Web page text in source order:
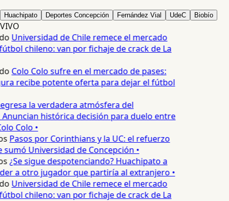
Huachipato Deportes Concepción Fernández Vial UdeC Biobío
VIVO
Universidad de Chile remece el mercado
chileno: van por fichaje de crack de La
Colo Colo sufre en el mercado de pases:
recibe potente oferta para dejar el fútbol
la verdadera atmósfera del
histórica decisión para duelo entre
Colo •
Pasos por Corinthians y la UC: el refuerzo
Universidad de Concepción •
¿Se sigue despotenciando? Huachipato a
a otro jugador que partiría al extranjero •
Universidad de Chile remece el mercado
chileno: van por fichaje de crack de La